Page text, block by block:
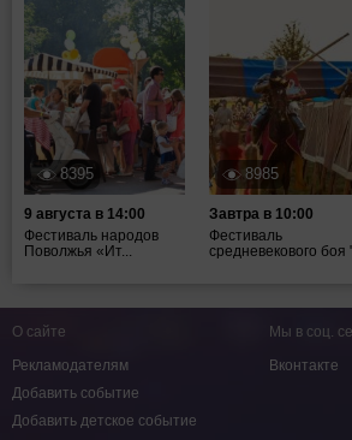
8395
9 августа в 14:00
Фестиваль народов
Поволжья «Ит...
8985
Завтра в 10:00
Фестиваль
средневекового боя
О сайте
Рекламодателям
Добавить событие
Добавить детское событие
Мы в соц.
Вконтакте